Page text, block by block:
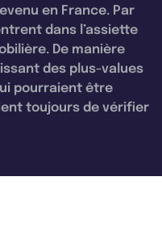
en France. Par
dans l’assiette
De manière
des plus-values
pourraient être
toujours de vérifier